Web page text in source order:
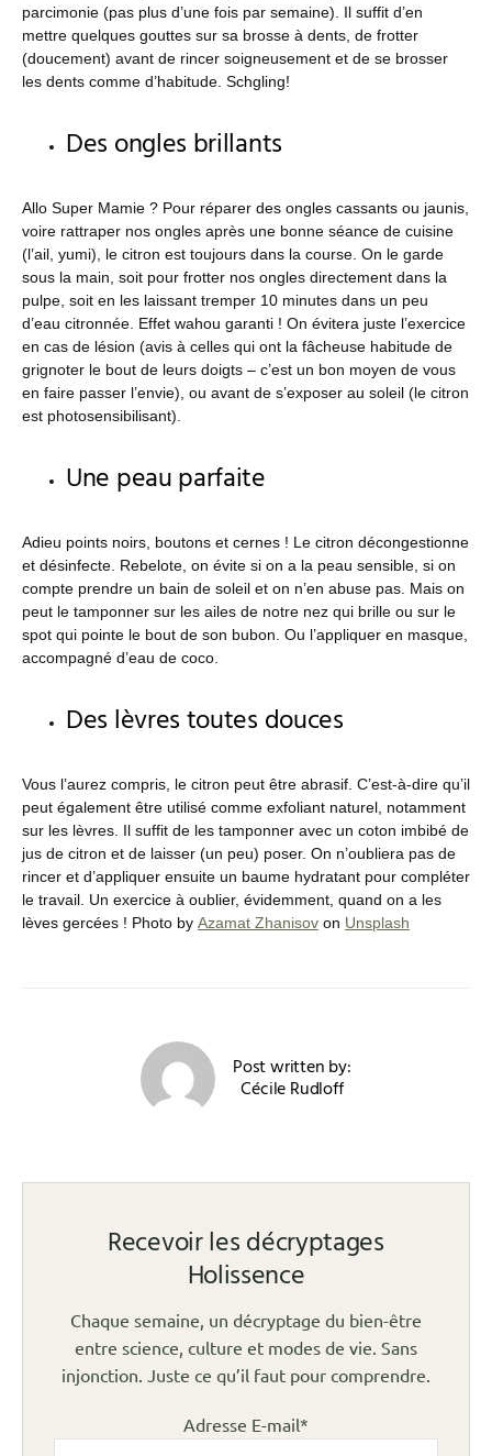
parcimonie (pas plus d’une fois par semaine). Il suffit d’en
mettre quelques gouttes sur sa brosse à dents, de frotter
(doucement) avant de rincer soigneusement et de se brosser
les dents comme d’habitude. Schgling!
Des ongles brillants
Allo Super Mamie ? Pour réparer des ongles cassants ou jaunis,
voire rattraper nos ongles après une bonne séance de cuisine
(l’ail, yumi), le citron est toujours dans la course. On le garde
sous la main, soit pour frotter nos ongles directement dans la
pulpe, soit en les laissant tremper 10 minutes dans un peu
d’eau citronnée. Effet wahou garanti ! On évitera juste l’exercice
en cas de lésion (avis à celles qui ont la fâcheuse habitude de
grignoter le bout de leurs doigts – c’est un bon moyen de vous
en faire passer l’envie), ou avant de s’exposer au soleil (le citron
est photosensibilisant).
Une peau parfaite
Adieu points noirs, boutons et cernes ! Le citron décongestionne
et désinfecte. Rebelote, on évite si on a la peau sensible, si on
compte prendre un bain de soleil et on n’en abuse pas. Mais on
peut le tamponner sur les ailes de notre nez qui brille ou sur le
spot qui pointe le bout de son bubon. Ou l’appliquer en masque,
accompagné d’eau de coco.
Des lèvres toutes douces
Vous l’aurez compris, le citron peut être abrasif. C’est-à-dire qu’il
peut également être utilisé comme exfoliant naturel, notamment
sur les lèvres. Il suffit de les tamponner avec un coton imbibé de
jus de citron et de laisser (un peu) poser. On n’oubliera pas de
rincer et d’appliquer ensuite un baume hydratant pour compléter
le travail. Un exercice à oublier, évidemment, quand on a les
lèves gercées ! Photo by Azamat Zhanisov on Unsplash
Post written by:
Cécile Rudloff
Recevoir les décryptages
Holissence
Chaque semaine, un décryptage du bien-être
entre science, culture et modes de vie. Sans
injonction. Juste ce qu’il faut pour comprendre.
Adresse E-mail*